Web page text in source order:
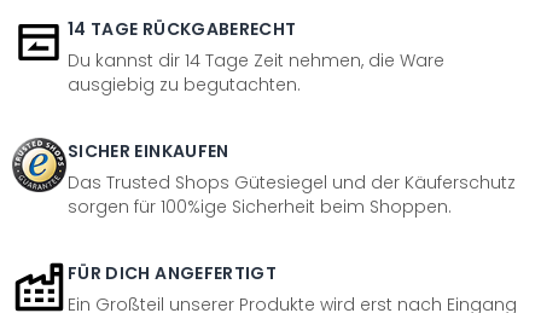
14 TAGE RÜCKGABERECHT
Du kannst dir 14 Tage Zeit nehmen, die Ware
ausgiebig zu begutachten.
SICHER EINKAUFEN
Das Trusted Shops Gütesiegel und der Käuferschutz
sorgen für 100%ige Sicherheit beim Shoppen.
FÜR DICH ANGEFERTIGT
Ein Großteil unserer Produkte wird erst nach Eingang